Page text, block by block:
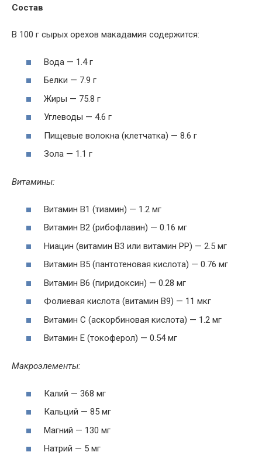
Состав
В 100 г сырых орехов макадамия содержится:
Вода — 1.4 г
Белки — 7.9 г
Жиры — 75.8 г
Углеводы — 4.6 г
Пищевые волокна (клетчатка) — 8.6 г
Зола — 1.1 г
Витамины:
Витамин В1 (тиамин) — 1.2 мг
Витамин В2 (рибофлавин) — 0.16 мг
Ниацин (витамин В3 или витамин РР) — 2.5 мг
Витамин В5 (пантотеновая кислота) — 0.76 мг
Витамин В6 (пиридоксин) — 0.28 мг
Фолиевая кислота (витамин В9) — 11 мкг
Витамин С (аскорбиновая кислота) — 1.2 мг
Витамин Е (токоферол) — 0.54 мг
Макроэлементы:
Калий — 368 мг
Кальций — 85 мг
Магний — 130 мг
Натрий — 5 мг